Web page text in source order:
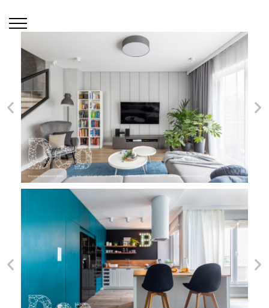
projektowania